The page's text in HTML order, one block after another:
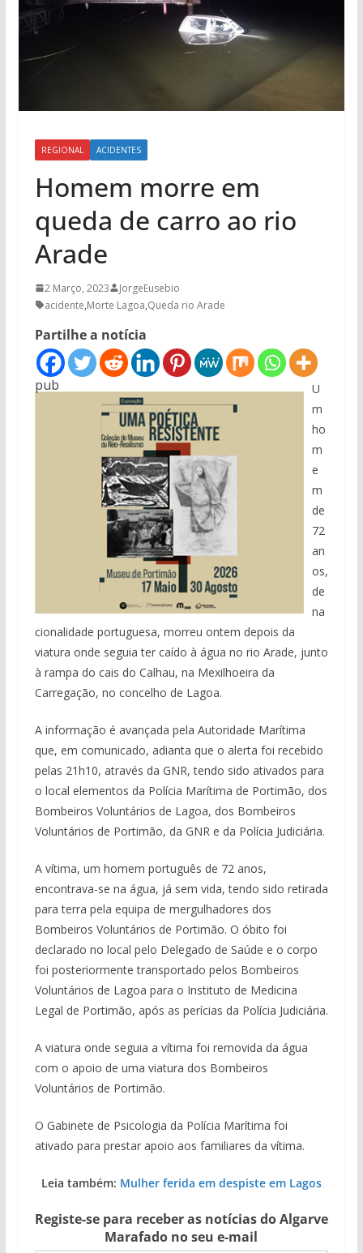
REGIONAL ACIDENTES
Homem morre em
queda de carro ao rio
Arade
2 Março, 2023
JorgeEusebio
acidente,Morte Lagoa,Queda rio Arade
Partilhe a notícia
pub
U
m
ho
m
e
m
de
72
an
os,
de
na
cionalidade portuguesa, morreu ontem depois da
viatura onde seguia ter caído à água no rio Arade, junto
à rampa do cais do Calhau, na Mexilhoeira da
Carregação, no concelho de Lagoa.
A informação é avançada pela Autoridade Marítima
que, em comunicado, adianta que o alerta foi recebido
pelas 21h10, através da GNR, tendo sido ativados para
o local elementos da Polícia Marítima de Portimão, dos
Bombeiros Voluntários de Lagoa, dos Bombeiros
Voluntários de Portimão, da GNR e da Polícia Judiciária.
A vítima, um homem português de 72 anos,
encontrava-se na água, já sem vida, tendo sido retirada
para terra pela equipa de mergulhadores dos
Bombeiros Voluntários de Portimão. O óbito foi
declarado no local pelo Delegado de Saúde e o corpo
foi posteriormente transportado pelos Bombeiros
Voluntários de Lagoa para o Instituto de Medicina
Legal de Portimão, após as perícias da Polícia Judiciária.
A viatura onde seguia a vítima foi removida da água
com o apoio de uma viatura dos Bombeiros
Voluntários de Portimão.
O Gabinete de Psicologia da Polícia Marítima foi
ativado para prestar apoio aos familiares da vítima.
Leia também: Mulher ferida em despiste em Lagos
Registe-se para receber as notícias do Algarve
Marafado no seu e-mail